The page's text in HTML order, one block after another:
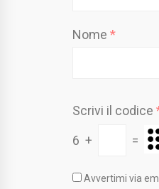
Nome *
Scrivi il codice
6 + =
Avvertimi via